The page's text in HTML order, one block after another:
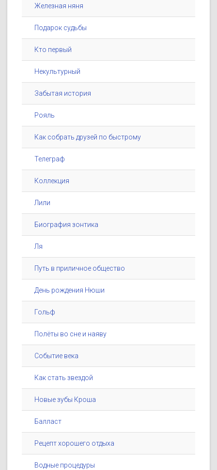
Железная няня
Подарок судьбы
Кто первый
Некультурный
Забытая история
Рояль
Как собрать друзей по быстрому
Телеграф
Коллекция
Лили
Биография зонтика
Ля
Путь в приличное общество
День рождения Нюши
Гольф
Полёты во сне и наяву
Событие века
Как стать звездой
Новые зубы Кроша
Балласт
Рецепт хорошего отдыха
Водные процедуры